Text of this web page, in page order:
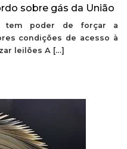
sobre gás da União
tem poder de forçar a
condições de acesso à
leilões A […]